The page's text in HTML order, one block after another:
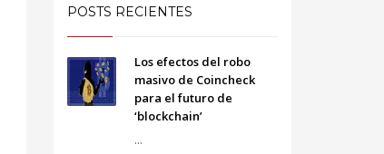
POSTS RECIENTES
Los efectos del robo
masivo de Coincheck
para el futuro de
‘blockchain’
...